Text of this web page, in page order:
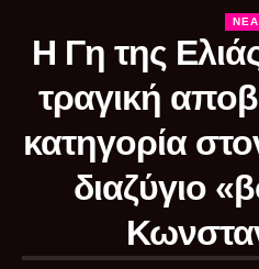
ΝΈΑ
Η Γη της
τραγική
κατηγορία
διαζύγιο